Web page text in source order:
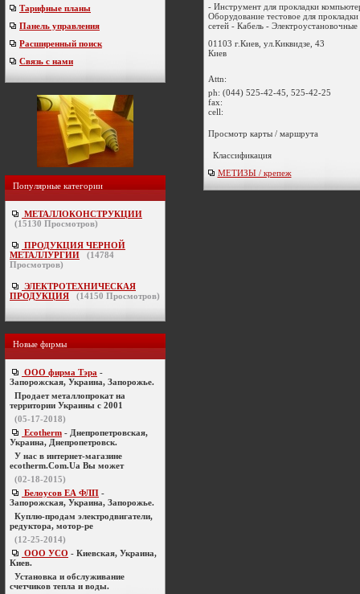
Тарифные планы
Панель управления
Расширенный поиск
Связь с нами
Популярные категории
МЕТАЛЛОКОНСТРУКЦИИ
(15130 Просмотров)
ПРОДУКЦИЯ ЧЕРНОЙ
МЕТАЛЛУРГИИ
(14784
Просмотров)
ЭЛЕКТРОТЕХНИЧЕСКАЯ
ПРОДУКЦИЯ
(14150 Просмотров)
Новые фирмы
ООО фирма Тэра -
Запорожская, Украина, Запорожье.
Продает металлопрокат на
территории Украины с 2001
(05-17-2018)
Ecotherm - Днепропетровская,
Украина, Днепропетровск.
У нас в интернет-магазине
ecotherm.Com.Ua Вы может
(02-18-2015)
Белоусов ЕА ФЛП -
Запорожская, Украина, Запорожье.
Куплю-продам электродвигатели,
редуктора, мотор-ре
(12-25-2014)
ООО УСО - Киевская, Украина,
Киев.
Установка и обслуживание
счетчиков тепла и воды.
- Инструмент для прокладки
Оборудование тестовое для
сетей - Кабель - Электроустановочные
01103 г.Киев, ул.Киквидзе, 43
Киев
Attn:
ph: (044) 525-42-45, 525-42-25
fax:
cell:
Просмотр карты / маршрута
Классификация
МЕТИЗЫ / крепеж